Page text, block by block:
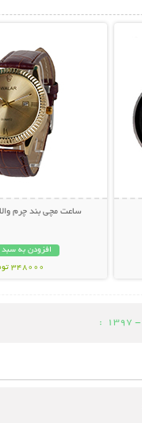
ساعت مچی بند چرم
افزودن به
348000 تومان
: